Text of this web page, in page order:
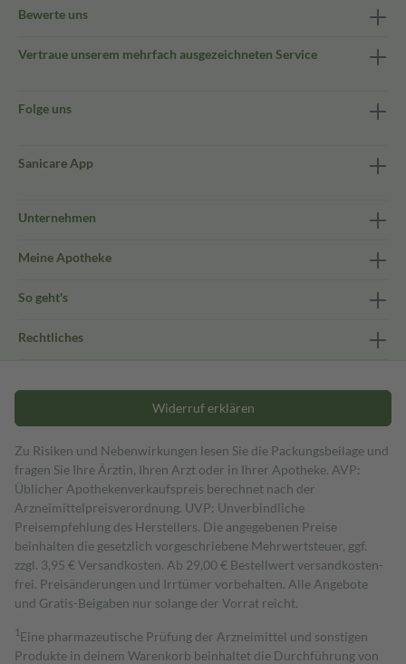
Bewerte uns
Vertraue unserem mehrfach ausgezeichneten Service
Folge uns
Sanicare App
Unternehmen
Meine Apotheke
So geht's
Rechtliches
Widerruf erklären
Zu Risiken und Nebenwirkungen lesen Sie die Packungsbeilage und
fragen Sie Ihre Ärztin, Ihren Arzt oder in Ihrer Apotheke. AVP:
Üblicher Apothekenverkaufspreis berechnet nach der
Arzneimittelpreisverordnung. UVP: Unverbindliche
Preisempfehlung des Herstellers. Die angegebenen Preise
beinhalten die gesetzlich vorgeschriebene Mehrwertsteuer, ggf.
zzgl. 3,95 € Versandkosten. Ab 29,00 € Bestell­wert versand­kosten­
frei. Preisänderungen und Irrtümer vorbehalten. Alle Angebote
und Gratis-Beigaben nur solange der Vorrat reicht.
1 Eine pharmazeutische Prüfung der Arzneimittel und sonstigen
Produkte in deinem Warenkorb beinhaltet die Durchführung von